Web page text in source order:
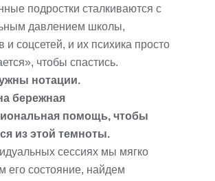
подростки сталкиваются с
давлением школы,
и соцсетей, и их психика просто
чтобы спастись.
нотации.
бережная
помощь, чтобы
из этой темноты.
сессиях мы мягко
его состояние, найдем